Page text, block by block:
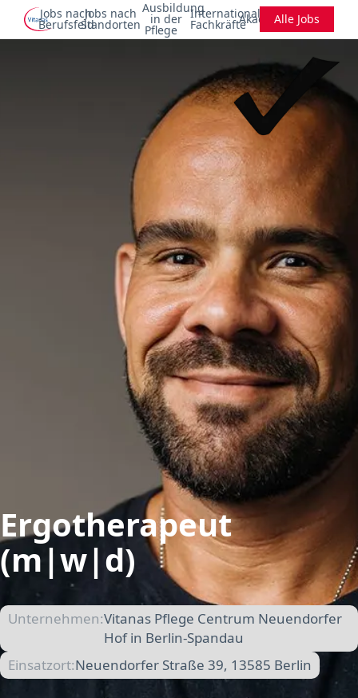
Jobs nach
Berufsfeld
Jobs nach
Standorten
Ausbildung
in der
Pflege
Internationale
FachkräfteAkademieAlle Jobs
Ergotherapeut
(m|w|d)
Unternehmen:Vitanas Pflege Centrum Neuendorfer
Hof in Berlin-Spandau
Einsatzort:Neuendorfer Straße 39, 13585 Berlin